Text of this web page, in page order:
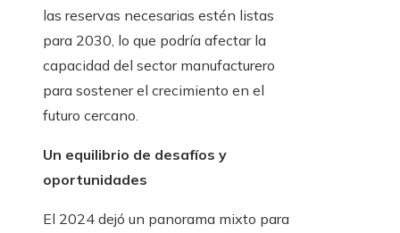
las reservas necesarias estén listas
para 2030, lo que podría afectar la
capacidad del sector manufacturero
para sostener el crecimiento en el
futuro cercano.
Un equilibrio de desafíos y
oportunidades
El 2024 dejó un panorama mixto para